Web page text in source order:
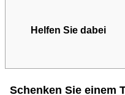
Helfen Sie dabei
Schenken Sie einem